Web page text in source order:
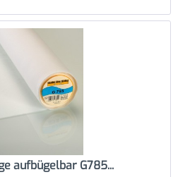
aufbügelbar G785...